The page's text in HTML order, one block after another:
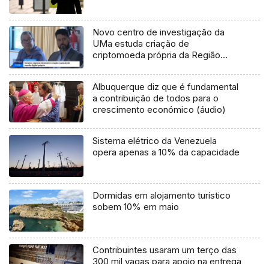
Novo centro de investigação da
UMa estuda criação de
criptomoeda própria da Região
Albuquerque diz que é fundamental
a contribuição de todos para o
crescimento económico (áudio)
Sistema elétrico da Venezuela
opera apenas a 10% da capacidade
Dormidas em alojamento turístico
sobem 10% em maio
Contribuintes usaram um terço das
300 mil vagas para apoio na entrega